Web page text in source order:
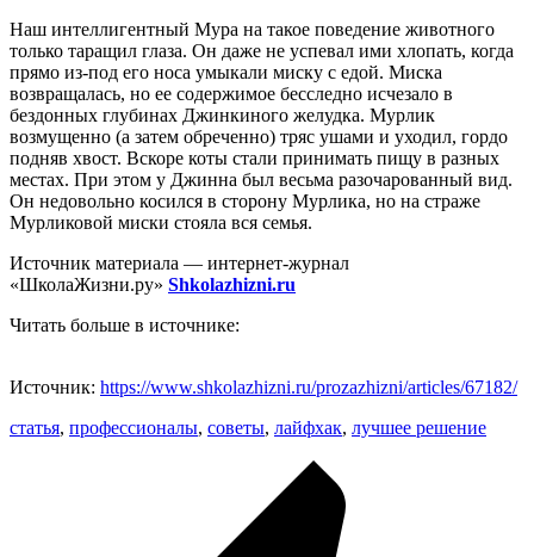
Наш интеллигентный Мура на такое поведение животного
только таращил глаза. Он даже не успевал ими хлопать, когда
прямо из-под его носа умыкали миску с едой. Миска
возвращалась, но ее содержимое бесследно исчезало в
бездонных глубинах Джинкиного желудка. Мурлик
возмущенно (а затем обреченно) тряс ушами и уходил, гордо
подняв хвост. Вскоре коты стали принимать пищу в разных
местах. При этом у Джинна был весьма разочарованный вид.
Он недовольно косился в сторону Мурлика, но на страже
Мурликовой миски стояла вся семья.
Источник материала — интернет-журнал
«ШколаЖизни.ру» Shkolazhizni.ru
Читать больше в источнике:
Источник: https://www.shkolazhizni.ru/prozazhizni/articles/67182/
статья, профессионалы, советы, лайфхак, лучшее решение